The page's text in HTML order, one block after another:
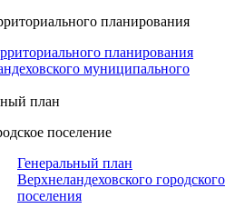
планирования
планирования
муниципального
план
поселение
Генеральный план
Верхнеландеховского городского
поселения